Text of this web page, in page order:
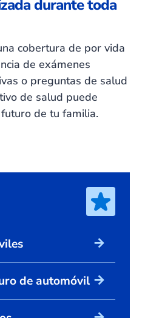
durante toda
cobertura de por vida
de exámenes
o preguntas de salud
de salud puede
de tu familia.
arrow_forward
de automóvil arrow_forward